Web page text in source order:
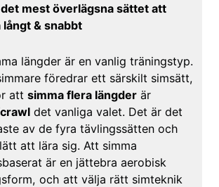
mest överlägsna sättet att
långt & snabbt
längder är en vanlig träningstyp.
föredrar ett särskilt simsätt,
att simma flera längderär
det vanliga valet. Det är det
av de fyra tävlingssätten och
att lära sig. Att simma
är en jättebra aerobisk
och att välja rätt simteknik